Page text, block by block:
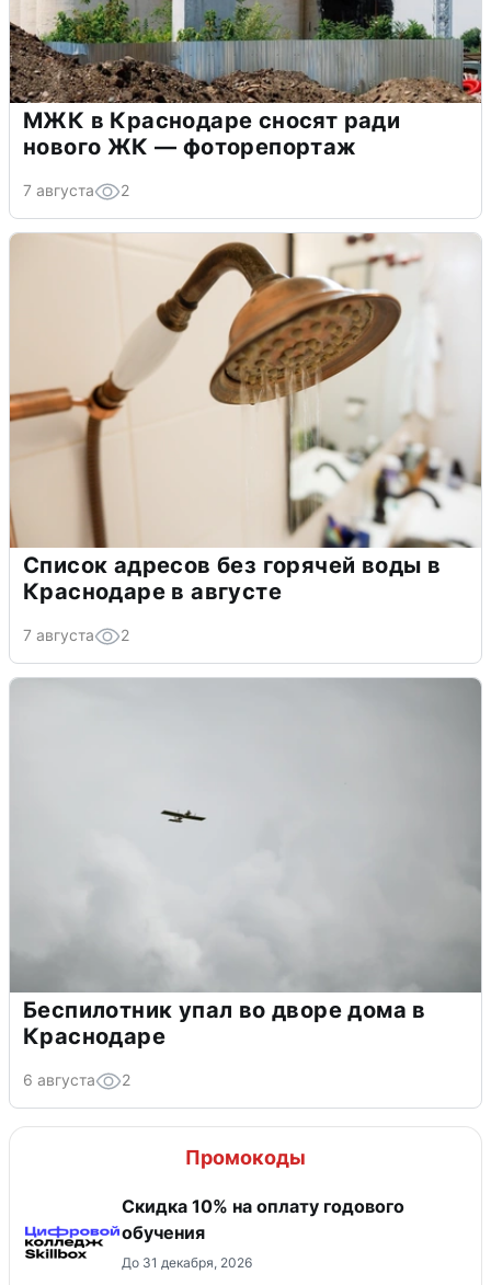
МЖК в Краснодаре сносят ради
нового ЖК — фоторепортаж
7 августа 2
Список адресов без горячей воды в
Краснодаре в августе
7 августа 2
Беспилотник упал во дворе дома в
Краснодаре
6 августа 2
Промокоды
Скидка 10% на оплату годового
обучения
До 31 декабря, 2026